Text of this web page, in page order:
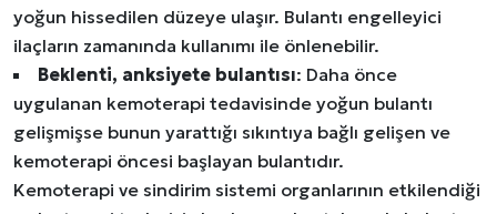
yoğun hissedilen düzeye ulaşır. Bulantı engelleyici
ilaçların zamanında kullanımı ile önlenebilir.
Beklenti, anksiyete bulantısı: Daha önce
uygulanan kemoterapi tedavisinde yoğun bulantı
gelişmişse bunun yarattığı sıkıntıya bağlı gelişen ve
kemoterapi öncesi başlayan bulantıdır.
Kemoterapi ve sindirim sistemi organlarının etkilendiği